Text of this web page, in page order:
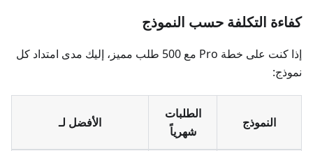
كفاءة التكلفة حسب النموذج
إذا كنت على خطة Pro مع 500 طلب مميز، إليك مدى امتداد كل
نموذج:
النموذج
الطلبات
شهرياً
الأفضل لـ